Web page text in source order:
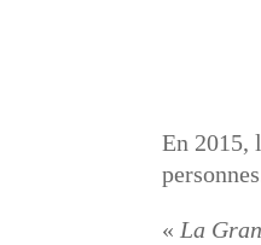
En 2015,
« La